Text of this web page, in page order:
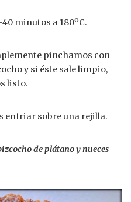
minutos a 180ºC.
pinchamos con
y si éste sale limpio,
listo.
enfriar sobre una rejilla.
de plátano y nueces